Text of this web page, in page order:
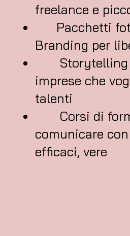
freelance e
Pacchetti
Branding per
Storytelling
imprese che
talenti
Corsi di
comunicare
efficaci, vere